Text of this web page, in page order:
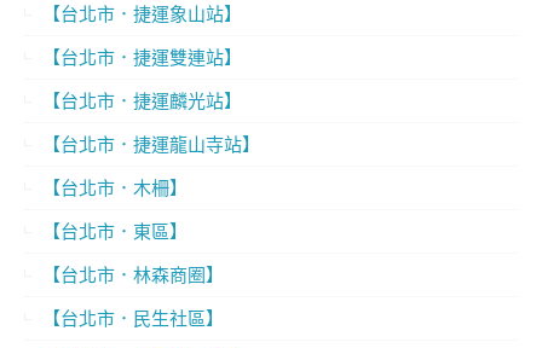
【台北市．捷運象山站】
【台北市．捷運雙連站】
【台北市．捷運麟光站】
【台北市．捷運龍山寺站】
【台北市．木柵】
【台北市．東區】
【台北市．林森商圈】
【台北市．民生社區】